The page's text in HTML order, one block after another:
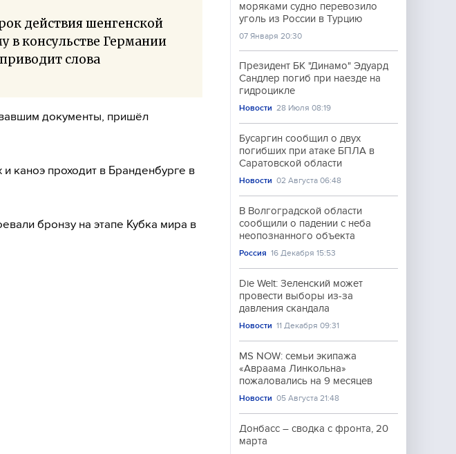
действия шенгенской
в консульстве Германии
слова
документы, пришёл
каноэ проходит в Бранденбурге в
бронзу на этапе Кубка мира в
моряками судно перевозило
уголь из России в Турцию
07 Января 20:30
Президент БК "Динамо" Эдуард
Сандлер погиб при наезде на
гидроцикле
Новости 28 Июля 08:19
Бусаргин сообщил о двух
погибших при атаке БПЛА в
Саратовской области
Новости 02 Августа 06:48
В Волгоградской области
сообщили о падении с неба
неопознанного объекта
Россия 16 Декабря 15:53
Die Welt: Зеленский может
провести выборы из-за
давления скандала
Новости 11 Декабря 09:31
MS NOW: семьи экипажа
«Авраама Линкольна»
пожаловались на 9 месяцев
Новости 05 Августа 21:48
Донбасс – сводка с фронта, 20
марта